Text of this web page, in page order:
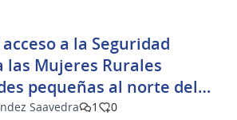
las Mujeres Rurales
pequeñas al norte del
Saavedra 1 0